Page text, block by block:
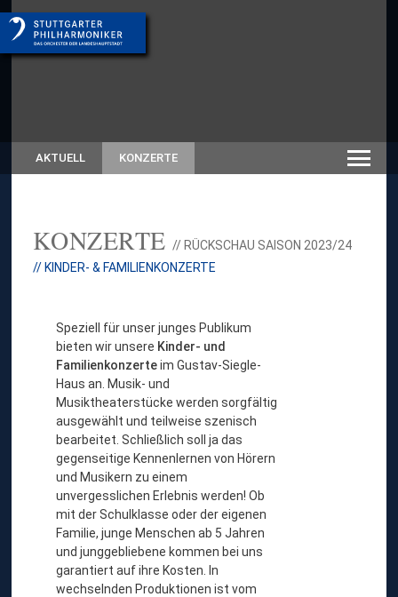
AKTUELL KONZERTE
KONZERTE// RÜCKSCHAU SAISON 2023/24
// KINDER- & FAMILIENKONZERTE
Speziell für unser junges Publikum
bieten wir unsere Kinder- und
Familienkonzerteim Gustav-Siegle-
Haus an. Musik- und
Musiktheaterstücke werden sorgfältig
ausgewählt und teilweise szenisch
bearbeitet. Schließlich soll ja das
gegenseitige Kennenlernen von Hörern
und Musikern zu einem
unvergesslichen Erlebnis werden! Ob
mit der Schulklasse oder der eigenen
Familie, junge Menschen ab 5 Jahren
und junggebliebene kommen bei uns
garantiert auf ihre Kosten. In
wechselnden Produktionen ist vom